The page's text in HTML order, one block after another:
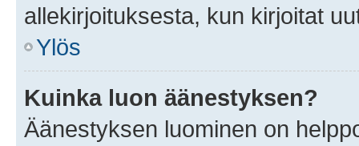
allekirjoituksesta, kun kirjoitat
Ylös
Kuinka luon äänestyksen?
Äänestyksen luominen on